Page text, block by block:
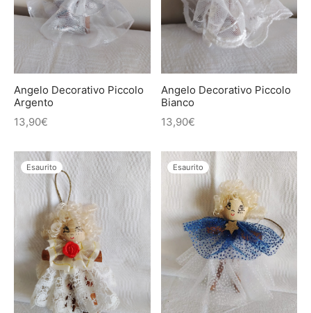
Angelo Decorativo Piccolo
Argento
13,90€
Angelo Decorativo Piccolo
Bianco
13,90€
Esaurito Esaurito